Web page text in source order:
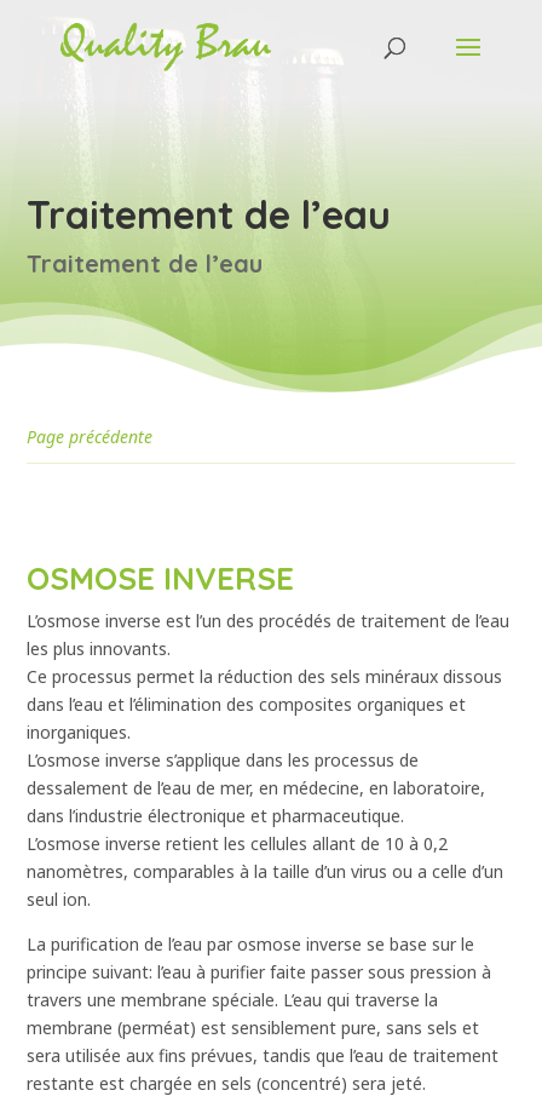
Traitement de l’eau
Traitement de l’eau
Page précédente
OSMOSE INVERSE
L’osmose inverse est l’un des procédés de traitement de l’eau
les plus innovants.
Ce processus permet la réduction des sels minéraux dissous
dans l’eau et l’élimination des composites organiques et
inorganiques.
L’osmose inverse s’applique dans les processus de
dessalement de l’eau de mer, en médecine, en laboratoire,
dans l’industrie électronique et pharmaceutique.
L’osmose inverse retient les cellules allant de 10 à 0,2
nanomètres, comparables à la taille d’un virus ou a celle d’un
seul ion.
La purification de l’eau par osmose inverse se base sur le
principe suivant: l’eau à purifier faite passer sous pression à
travers une membrane spéciale. L’eau qui traverse la
membrane (perméat) est sensiblement pure, sans sels et
sera utilisée aux fins prévues, tandis que l’eau de traitement
restante est chargée en sels (concentré) sera jeté.